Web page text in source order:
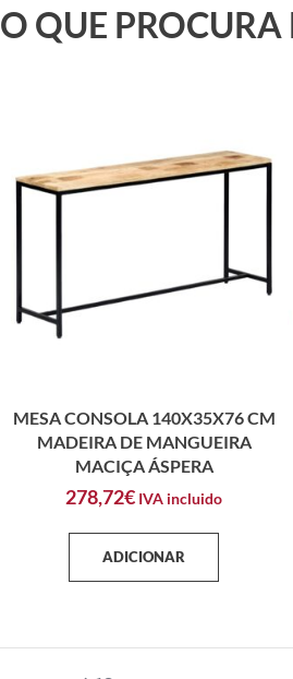
O QUE PROCURA
MESA CONSOLA 140X35X76 CM
MADEIRA DE MANGUEIRA
MACIÇA ÁSPERA
278,72€ IVA incluido
ADICIONAR